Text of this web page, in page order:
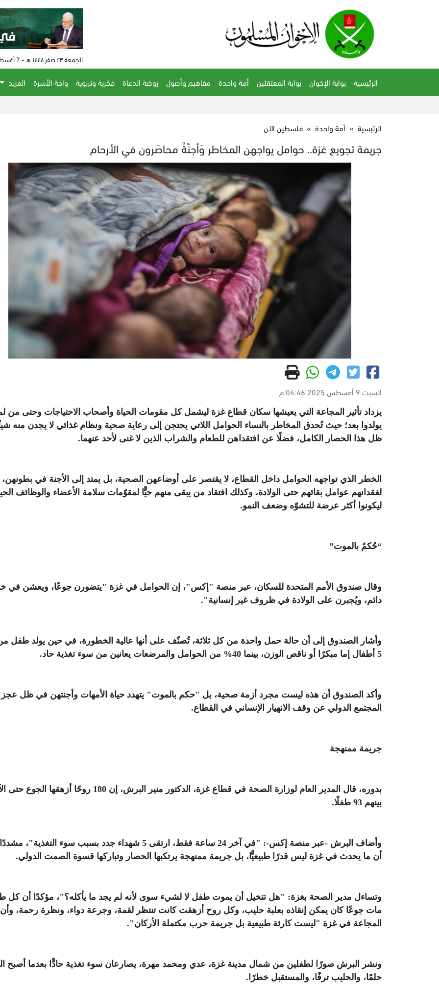
الجمعة ٢٣ صفر ١٤٤٨ هـ - 7 أغسطس 2026 م - الساعة 06:08 م
الرئيسية بوابة الإخوان بوابة المعتقلين أمة واحدة مفاهيم وأصول روضة الدعاة فكرية وتربوية واحة الأسرة
المزيد
ذي أتلانتك:
الرئيسية » أمة واحدة » فلسطين الآن
جريمة تجويع غزة.. حوامل يواجهن المخاطر وَأجِنّةٌ محاصَرون في الأرحام
السبت 9 أغسطس 2025 04:46 م
يزداد تأثير المجاعة التي يعيشها سكان قطاع غزة ليشمل كل مقومات الحياة وأصحاب الاحتياجات وحتى من
يولدوا بعد؛ حيث تُحدق المخاطر بالنساء الحوامل اللاتي يحتجن إلى رعاية صحية ونظام غذائي لا يجدن منه
ظل هذا الحصار الكامل، فضلًا عن افتقداهن للطعام والشراب الذين لا غنى لأحد عنهما.
الخطر الذي تواجهه الحوامل داخل القطاع، لا يقتصر على أوضاعهن الصحية، بل يمتد إلى الأجنة في بطونهن،
لفقدانهم عوامل بقائهم حتى الولادة، وكذلك افتقاد من يبقى منهم حيًّا لمقوّمات سلامة الأعضاء والوظائف
ليكونوا أكثر عرضة للتشوّه وضعف النمو.
“حُكمٌ بالموت”
وقال صندوق الأمم المتحدة للسكان، عبر منصة "إكس"، إن الحوامل في غزة "يتضورن جوعًا، ويعشن في
دائم، ويُجبرن على الولادة في ظروف غير إنسانية".
وأشار الصندوق إلى أن حالة حمل واحدة من كل ثلاثة، تُصنّف على أنها عالية الخطورة، في حين يولد طفل
5 أطفال إما مبكرًا أو ناقص الوزن، بينما 40% من الحوامل والمرضعات يعانين من سوء تغذية حاد
.
وأكد الصندوق أن هذه ليست مجرد أزمة صحية، بل "حكم بالموت" يتهدد حياة الأمهات وأجنتهن في ظل عجز
المجتمع الدولي عن وقف الانهيار الإنساني في القطاع.
جريمة ممنهجة
بدوره، قال المدير العام لوزارة الصحة في قطاع غزة، الدكتور منير البرش، إن 180 روحًا أزهقها
بينهم 93 طفلًا
.
وأضاف البرش -عبر منصة إكس-: "في آخر 24 ساعة فقط، ارتقى 5 شهداء جدد بسبب سوء
أن ما يحدث في غزة ليس قدرًا طبيعيًّا، بل جريمة ممنهجة يرتكبها الحصار وتباركها قسوة الصمت الدولي.
وتساءل مدير الصحة بغزة: "هل تتخيل أن يموت طفل لا لشيء سوى لأنه لم يجد ما يأكله؟"، مؤكدًا أن كل
مات جوعًا كان يمكن إنقاذه بعلبة حليب، وكل روح أزهقت كانت تنتظر لقمة، وجرعة دواء، ونظرة رحمة، وأن
المجاعة في غزة "ليست كارثة طبيعية بل جريمة حرب مكتملة الأركان".
ونشر البرش صورًا لطفلين من شمال مدينة غزة، عدي ومحمد مهرة، يصارعان سوء تغذية حادًّا بعدما أصبح
حلمًا، والحليب ترفًا، والمستقبل خطرًا .